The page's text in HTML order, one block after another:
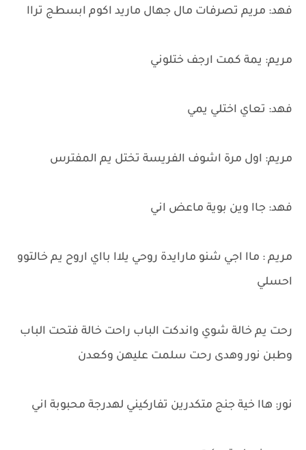
فهد: مريم تصرفات مال جهال ماريد اكوم ابسطج تراا
مريم: يمة كمت ارجف ختلوني
فهد: تعاي اختلي يمي
مريم: اول مرة اشوف الفريسة تختل يم المفترس
فهد: جاا وين بوية ماعض اني
مريم : ماا اجي شنو مارايدة روحي يلاا بااي اروح يم خالتوو
احسلي
رحت يم خالة شوي واندكت الباب راحت خالة فتحت الباب
وطبن نور وهدى رحت سلمت عليهن وكعدن
نور: هاا خية جنج متكدرين تفاركيني لهدرجة محبوبة اني